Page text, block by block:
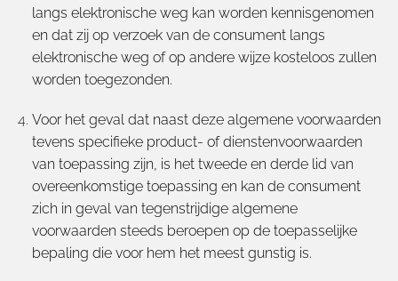
langs elektronische weg kan worden kennisgenomen
en dat zij op verzoek van de consument langs
elektronische weg of op andere wijze kosteloos zullen
worden toegezonden.
Voor het geval dat naast deze algemene voorwaarden
tevens specifieke product- of dienstenvoorwaarden
van toepassing zijn, is het tweede en derde lid van
overeenkomstige toepassing en kan de consument
zich in geval van tegenstrijdige algemene
voorwaarden steeds beroepen op de toepasselijke
bepaling die voor hem het meest gunstig is.